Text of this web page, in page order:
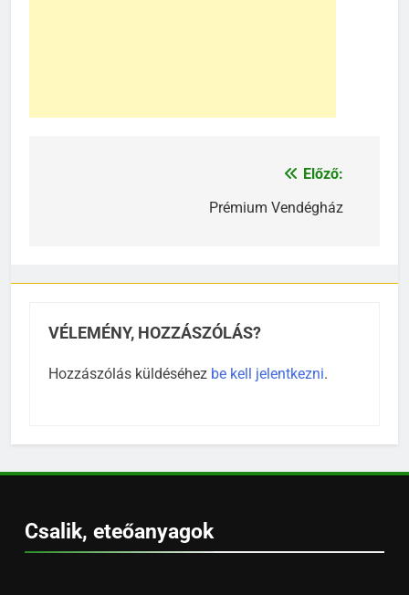
Előző:
Prémium Vendégház
VÉLEMÉNY, HOZZÁSZÓLÁS?
Hozzászólás küldéséhez be kell jelentkezni.
Csalik, eteőanyagok